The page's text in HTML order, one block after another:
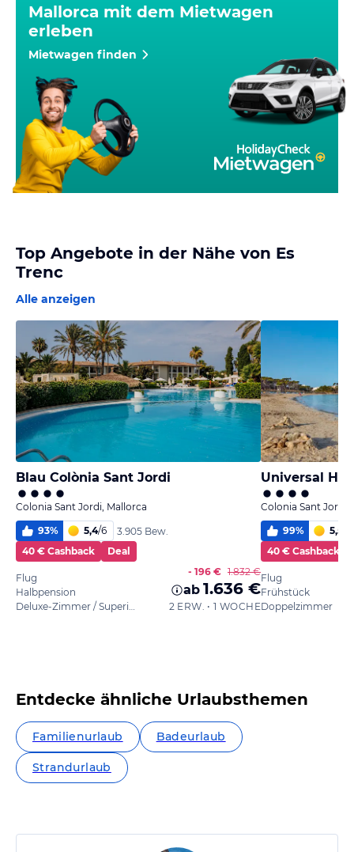
Mallorca mit dem Mietwagen
erleben
Mietwagen finden
Top Angebote in der Nähe von Es
Trenc
Alle anzeigen
Blau Colònia Sant Jordi
Colonia Sant Jordi, Mallorca
93% 5,4/6
3.905 Bew.
40 € Cashback
Deal
Flug
Halbpension
Deluxe-Zimmer / Superior
- 196 € 1.832 €
ab 1.636 €
2 ERW. • 1 WOCHE
Universal
Colonia Sant Jordi,
99% 5,5
40 € Cashback
Flug
Frühstück
Doppelzimmer
Entdecke ähnliche Urlaubsthemen
Familienurlaub Badeurlaub
Strandurlaub